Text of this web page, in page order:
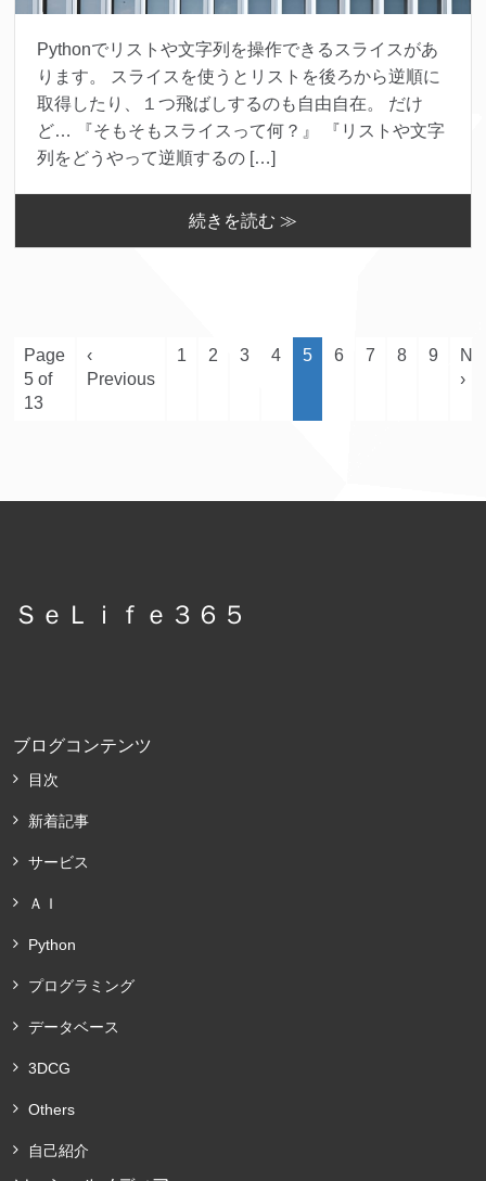
Pythonでリストや文字列を操作できるスライスがあ
ります。 スライスを使うとリストを後ろから逆順に
取得したり、１つ飛ばしするのも自由自在。 だけ
ど… 『そもそもスライスって何？』 『リストや文字
列をどうやって逆順するの […]
続きを読む ≫
Page
5 of
13
‹
Previous
1 2 3 4 5 6 7 8 9
›
ＳｅＬｉｆｅ３６５
ブログコンテンツ
目次
新着記事
サービス
ＡＩ
Python
プログラミング
データベース
3DCG
Others
自己紹介